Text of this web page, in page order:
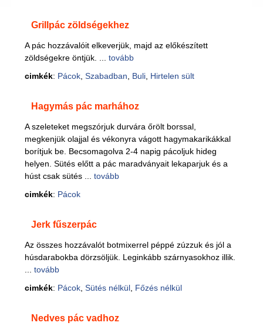
Grillpác zöldségekhez
A pác hozzávalóit elkeverjük, majd az előkészített
zöldségekre öntjük. ... tovább
cimkék: Pácok, Szabadban Buli, Hirtelen sült
Hagymás pác marhához
A szeleteket megszórjuk durvára őrölt borssal,
megkenjük olajjal és vékonyra vágott hagymakarikákkal
borítjuk be. Becsomagolva 2-4 napig pácoljuk hideg
helyen. Sütés előtt a pác maradványait lekaparjuk és a
húst csak sütés ... tovább
cimkék: Pácok
Jerk fűszerpác
Az összes hozzávalót botmixerrel péppé zúzzuk és jól a
húsdarabokba dörzsöljük. Leginkább szárnyasokhoz illik.
tovább
cimkék: Pácok, Sütés nélkül, Főzés nélkül
Nedves pác vadhoz